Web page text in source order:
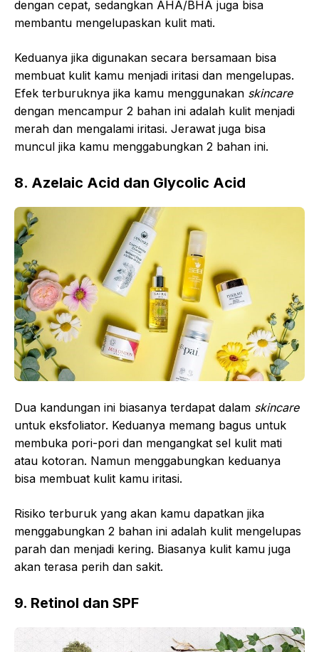
dengan cepat, sedangkan AHA/BHA juga bisa
membantu mengelupaskan kulit mati.
Keduanya jika digunakan secara bersamaan bisa
membuat kulit kamu menjadi iritasi dan mengelupas.
Efek terburuknya jika kamu menggunakan skincare
dengan mencampur 2 bahan ini adalah kulit menjadi
merah dan mengalami iritasi. Jerawat juga bisa
muncul jika kamu menggabungkan 2 bahan ini.
8. Azelaic Acid dan Glycolic Acid
Dua kandungan ini biasanya terdapat dalam skincare
untuk eksfoliator. Keduanya memang bagus untuk
membuka pori-pori dan mengangkat sel kulit mati
atau kotoran. Namun menggabungkan keduanya
bisa membuat kulit kamu iritasi.
Risiko terburuk yang akan kamu dapatkan jika
menggabungkan 2 bahan ini adalah kulit mengelupas
parah dan menjadi kering. Biasanya kulit kamu juga
akan terasa perih dan sakit.
9. Retinol dan SPF